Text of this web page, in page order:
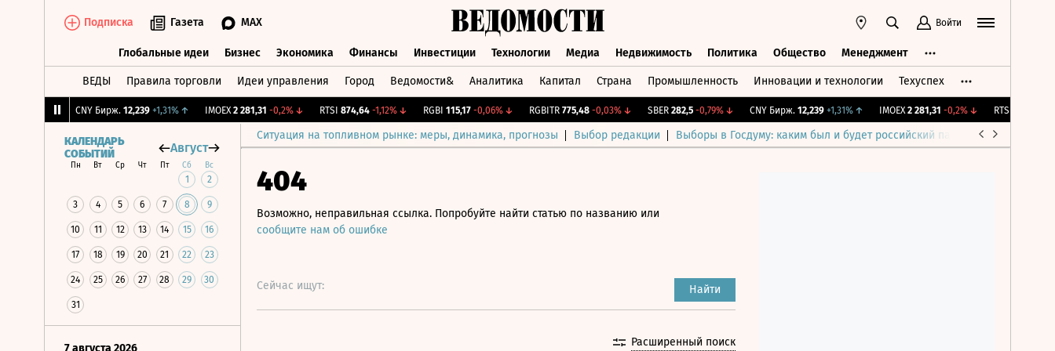
Подписка Газета MAX Войти
Глобальные идеи Бизнес Экономика Финансы Инвестиции Технологии Медиа Недвижимость Политика Общество Менеджмент
ВЕДЫ Правила торговли Идеи управления Город Ведомости& Аналитика Капитал Страна Промышленность Инновации и технологии Техуспех
CNY Бирж. 12,239 +1,31%↑ IMOEX 2 281,31 -0,2%↓ RTSI 874,64 -1,12% ↓ RGBI 115,17 -0,06%↓ RGBITR 775,48 -0,03%↓ SBER 282,5 -0,79%↓ CNY Бирж. 12,239 +1,31%↑ IMOEX 2 281,31 -0,2%↓ RTSI 874,64
Ситуация на топливном рынке: меры, динамика, прогнозы Выбор редакции Выборы в Госдуму: каким был и будет российский парламент
КАЛЕНДАРЬ
СОБЫТИЙ
Август
Пн Вт Ср Чт Пт Сб Вс
1 2
3 4 5 6 7 8 9
10 11 12 13 14 15 16
17 18 19 20 21 22 23
24 25 26 27 28 29 30
31
7 августа 2026
404
Возможно, неправильная ссылка. Попробуйте найти статью по названию или
сообщите нам об ошибке
Сейчас ищут: Найти
Расширенный поиск